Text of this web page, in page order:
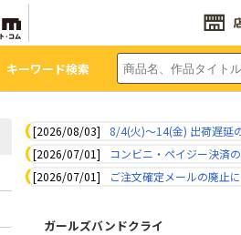
キーワード検索
[2026/08/03]
8/4(火)～14(金) 出荷遅延
[2026/07/01]
コンビニ・ペイジー決済
[2026/07/01]
ご注文確定メールの廃止
ガールズバンドクライ